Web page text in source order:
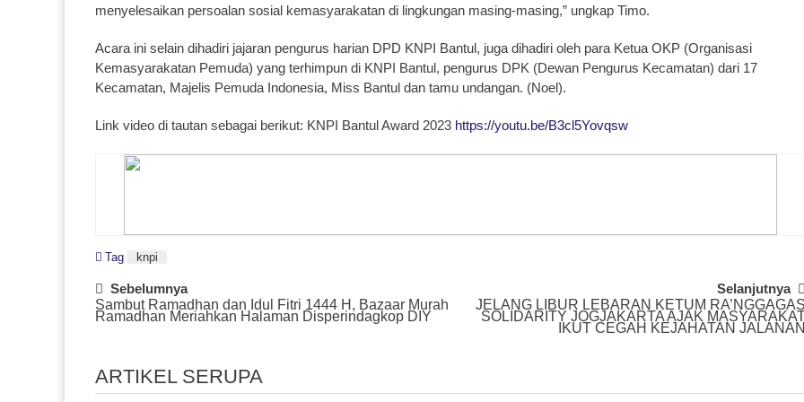
menyelesaikan persoalan sosial kemasyarakatan di lingkungan masing-masing,” ungkap Timo.
Acara ini selain dihadiri jajaran pengurus harian DPD KNPI Bantul, juga dihadiri oleh para Ketua OKP (Organisasi
Kemasyarakatan Pemuda) yang terhimpun di KNPI Bantul, pengurus DPK (Dewan Pengurus Kecamatan) dari 17
Kecamatan, Majelis Pemuda Indonesia, Miss Bantul dan tamu undangan. (Noel).
Link video di tautan sebagai berikut: KNPI Bantul Award 2023 https://youtu.be/B3cl5Yovqsw
Tag knpi
Post
Navigation
Sebelumnya
Sambut Ramadhan dan Idul Fitri 1444 H, Bazaar Murah
Ramadhan Meriahkan Halaman Disperindagkop DIY
Selanjutnya
JELANG LIBUR LEBARAN KETUM RA’NGGAGAS
SOLIDARITY JOGJAKARTA AJAK
IKUT CEGAH KEJAHATAN JALANAN
ARTIKEL SERUPA